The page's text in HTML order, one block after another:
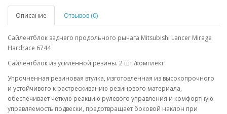
Описание Отзывов (0)
Сайлентблок заднего продольного рычага Mitsubishi Lancer Mirage
Hardrace 6744
Сайлентблок из усиленной резины. 2 шт./комплект
Упрочненная резиновая втулка, изготовленная из высокопрочного
и устойчивого к растрескиванию резинового материала,
обеспечивает четкую реакцию рулевого управления и комфортную
управляемость подвески, предотвращает боковой наклон при